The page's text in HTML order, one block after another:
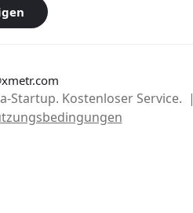
Startup. Kostenloser Service. |